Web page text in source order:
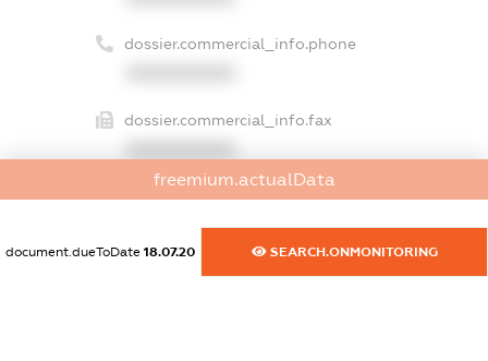
dossier.commercial_info.phone
dossier.commercial_info.fax
dossier.commercial_info.email
XXXXXXXXXX
dossier.commercial_info.website
freemium.actualData
document.dueToDate 18.07.20 SEARCH.ONMONITORING